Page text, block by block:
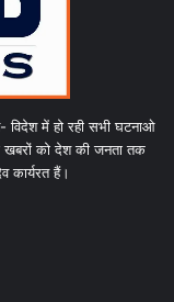
विदेश में हो रही सभी घटनाओ
खबरों को देश की जनता तक
कार्यरत हैं।